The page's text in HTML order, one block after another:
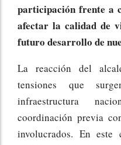
participación frente a
afectar la calidad de
futuro desarrollo de
La reacción del
tensiones que
infraestructura
coordinación previa
involucrados. En este